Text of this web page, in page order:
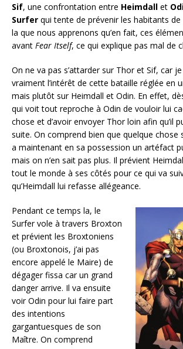
Sif, une confrontation entre Heimdall et
Surfer qui tente de prévenir les habitants de
la que nous apprenons qu’en fait, ces
avant Fear Itself, ce qui explique pas mal de
On ne va pas s’attarder sur Thor et Sif, car
vraiment l’intérêt de cette bataille réglée en
mais plutôt sur Heimdall et Odin. En effet,
qui voit tout reproche à Odin de vouloir lui
chose et d’avoir envoyer Thor loin afin qu’il
suite. On comprend bien que quelque chose
a maintenant en sa possession un artéfact
mais on n’en sait pas plus. Il prévient
tout le monde à ses côtés pour ce qui va
qu’Heimdall lui refasse allégeance.
Pendant ce temps la, le
Surfer vole à travers Broxton
et prévient les Broxtoniens
(ou Broxtonois, j’ai pas
encore appelé le Maire) de
dégager fissa car un grand
danger arrive. Il va ensuite
voir Odin pour lui faire part
des intentions
gargantuesques de son
Maître. On comprend